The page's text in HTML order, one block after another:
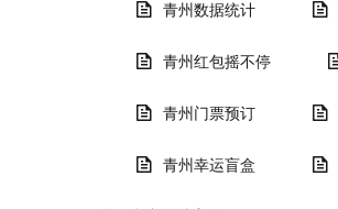
青州数据统计
青州红包摇不停
青州门票预订
青州幸运盲盒